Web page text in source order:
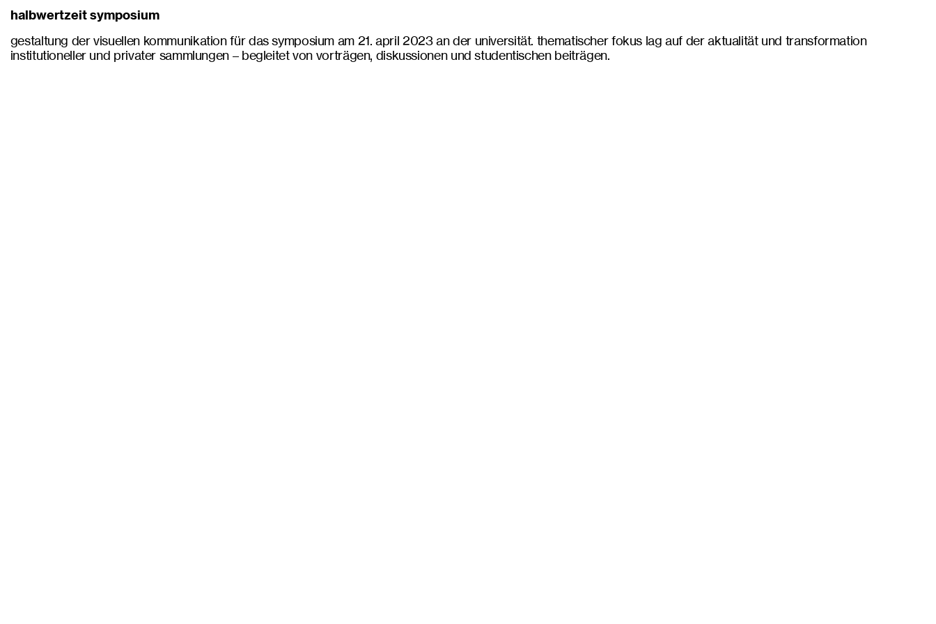
halbwertzeit symposium
gestaltung der visuellen kommunikation für das symposium am 21. april 2023 an der universität. thematischer fokus lag auf der aktualität und transformation
institutioneller und privater sammlungen – begleitet von vorträgen, diskussionen und studentischen beiträgen.